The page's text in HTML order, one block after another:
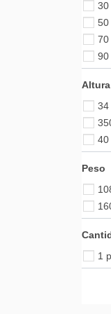
30
50
70
90
Altura
34
40
Peso
1